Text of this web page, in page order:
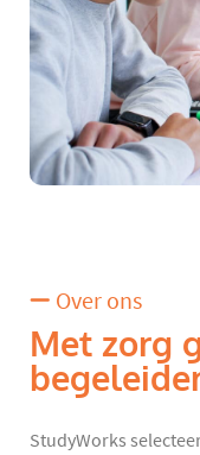
Over ons
Met zorg
StudyWorks